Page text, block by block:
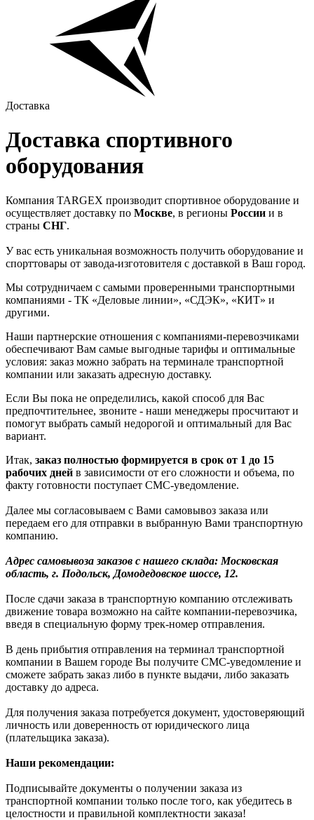
Доставка
Доставка спортивного
оборудования
Компания TARGEX производит спортивное оборудование и
осуществляет доставку по Москве, в регионы России и в
страны СНГ.
У вас есть уникальная возможность получить оборудование и
спорттовары от завода-изготовителя с доставкой в Ваш город.
Мы сотрудничаем с самыми проверенными транспортными
компаниями - ТК «Деловые линии», «СДЭК», «КИТ» и
другими.
Наши партнерские отношения с компаниями-перевозчиками
обеспечивают Вам самые выгодные тарифы и оптимальные
условия: заказ можно забрать на терминале транспортной
компании или заказать адресную доставку.
Если Вы пока не определились, какой способ для Вас
предпочтительнее, звоните - наши менеджеры просчитают и
помогут выбрать самый недорогой и оптимальный для Вас
вариант.
Итак, заказ полностью формируется в срок от 1 до 15
рабочих дней в зависимости от его сложности и объема, по
факту готовности поступает СМС-уведомление.
Далее мы согласовываем с Вами самовывоз заказа или
передаем его для отправки в выбранную Вами транспортную
компанию.
Адрес самовывоза заказов с нашего склада: Московская
область, г. Подольск, Домодедовское шоссе, 12.
После сдачи заказа в транспортную компанию отслеживать
движение товара возможно на сайте компании-перевозчика,
введя в специальную форму трек-номер отправления.
В день прибытия отправления на терминал транспортной
компании в Вашем городе Вы получите СМС-уведомление и
сможете забрать заказ либо в пункте выдачи, либо заказать
доставку до адреса.
Для получения заказа потребуется документ, удостоверяющий
личность или доверенность от юридического лица
(плательщика заказа).
Наши рекомендации:
Подписывайте документы о получении заказа из
транспортной компании только после того, как убедитесь в
целостности и правильной комплектности заказа!